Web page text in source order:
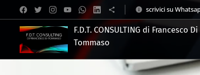
scrivici su
F.D.T. CONSULTING di Francesco Di
Tommaso
.